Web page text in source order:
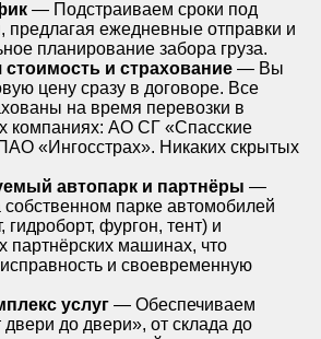
— Подстраиваем сроки под
предлагая ежедневные отправки и
планирование забора груза.
стоимость и страхование — Вы
цену сразу в договоре. Все
на время перевозки в
компаниях: АО СГ «Спасские
«Ингосстрах». Никаких скрытых
автопарк и партнёры —
парке автомобилей
гидроборт, фургон, тент) и
партнёрских машинах, что
исправность и своевременную
услуг — Обеспечиваем
двери до двери», от склада до